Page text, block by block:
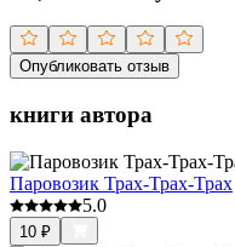
Опубликовать отзыв
книги автора
Паровозик Трах-Трах-Трах
5.0
10 ₽